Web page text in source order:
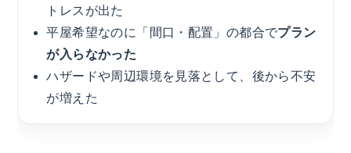
トレスが出た
平屋希望なのに「間口・配置」の都合でプラン
が入らなかった
ハザードや周辺環境を見落として、後から不安
が増えた